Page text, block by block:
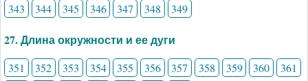
343 344 345 346 347 348 349
27. Длина окружности и ее дуги
351 352 353 354 355 356 357 358 359 360
361